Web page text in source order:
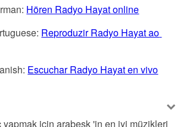
Hören Radyo Hayat online
Reproduzir Radyo Hayat ao
Escuchar Radyo Hayat en vivo
yapmak için arabesk 'in en iyi müzikleri